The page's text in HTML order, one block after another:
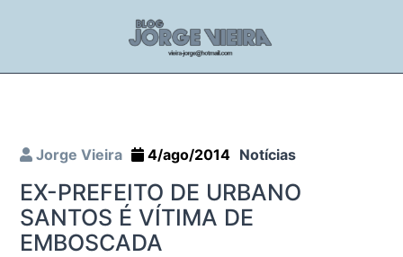
Jorge Vieira 4/ago/2014 Notícias
EX-PREFEITO DE URBANO
SANTOS É VÍTIMA DE
EMBOSCADA